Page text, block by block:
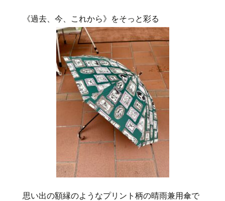
《過去、今、これから》をそっと彩る
思い出の額縁のようなプリント柄の晴雨兼用傘で